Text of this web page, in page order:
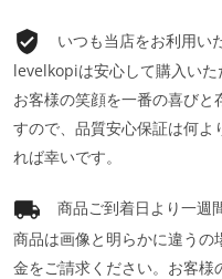
いつも当店をお利用い
levelkopiは安心して購入い
お客様の笑顔を一番の喜び
すので、品質安心保証は何よ
れば幸いです。
商品ご到着日より一週
商品は画像と明らかに違うの
金をご請求ください。お客様